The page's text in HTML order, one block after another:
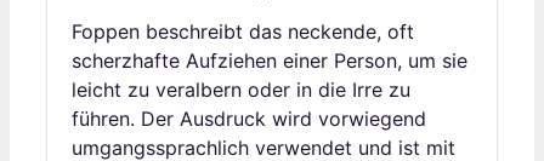
Foppen beschreibt das neckende, oft
scherzhafte Aufziehen einer Person, um sie
leicht zu veralbern oder in die Irre zu
führen. Der Ausdruck wird vorwiegend
umgangssprachlich verwendet und ist mit